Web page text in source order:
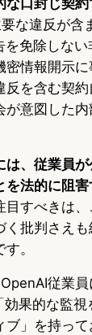
口封じ契約
な違反が含
免除しない
密情報開示
反を含む契
が意図した
は、従業員
を法的に阻
目すべきは
く批判さえ
。
従業
効果的な監
ブ」を持っ